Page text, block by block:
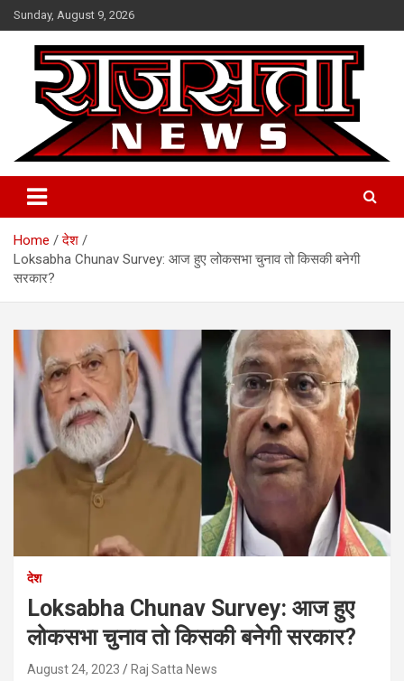
Skip
to
content
Sunday, August 9, 2026
Raj Satta News
Home
देश
Loksabha Chunav Survey: आज हुए लोकसभा चुनाव तो किसकी बनेगी
सरकार?
देश
Loksabha Chunav Survey: आज हुए
लोकसभा चुनाव तो किसकी बनेगी सरकार?
August 24, 2023 Raj Satta News